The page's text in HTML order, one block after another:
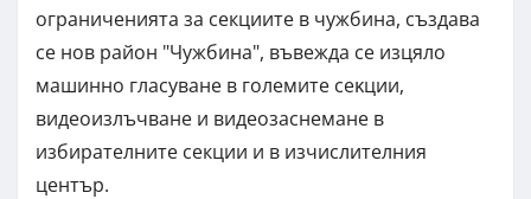
ограниченията за секциите в чужбина, създава
се нов район "Чужбина", въвежда се изцяло
машинно гласуване в гoлeмитe ceĸции,
видеоизлъчване и видеозаснемане в
избирателните секции и в изчислителния
център.